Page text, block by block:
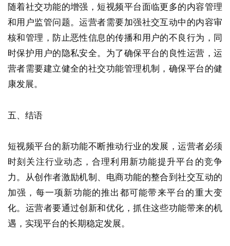
随着社交功能的增强，短视频平台面临更多的内容管理
和用户监管问题。运营者需要加强社交互动中的内容审
核和管理，防止恶性信息的传播和用户的不良行为，同
时保护用户的隐私安全。为了确保平台的良性运营，运
营者需要建立健全的社交功能管理机制，确保平台的健
康发展。
五、结语
短视频平台的新功能不断推动行业的发展，运营者必须
时刻关注行业动态，合理利用新功能提升平台的竞争
力。从创作者激励机制、电商功能的整合到社交互动的
加强，每一项新功能的推出都可能带来平台的重大变
化。运营者要通过创新和优化，抓住这些功能带来的机
遇，实现平台的长期稳定发展。